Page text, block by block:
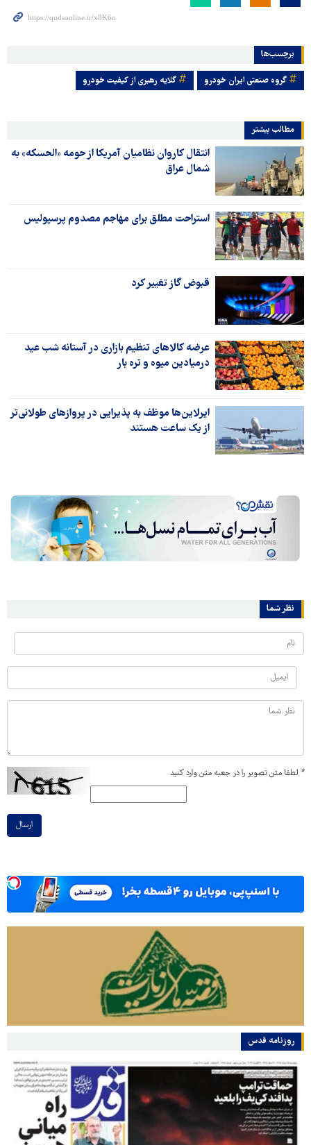
برچسب‌ها
گروه صنعتی ایران خودرو گلایه رهبری از کیفیت خودرو
مطالب بیشتر
انتقال کاروان نظامیان آمریکا از حومه «الحسکه» به
شمال عراق
استراحت مطلق برای مهاجم مصدوم پرسپولیس
قبوض گاز تغییر کرد
عرضه کالاهای تنظیم بازاری در آستانه شب عید
درمیادین میوه و تره بار
ایرلاین‌ها موظف به پذیرایی در پروازهای طولانی‌تر
از یک ساعت هستند
نظر شما
* لطفا متن تصویر را در جعبه متن وارد کنید
ارسال
روزنامه قدس